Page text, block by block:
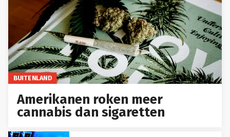
BUITENLAND
Amerikanen roken meer
cannabis dan sigaretten